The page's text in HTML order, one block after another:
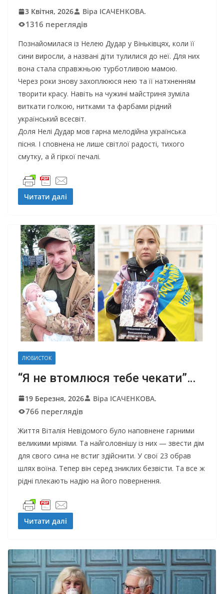
3 Квітня, 2026 Віра ІСАЧЕНКОВА.
1316 переглядів
Познайомилася із Нелею Дудар у Віньківцях, коли її
сини виросли, а названі діти тулилися до неї. Для них
вона стала справжньою турботливою мамою.
Через роки знову захоплююся нею та її натхненням
творити красу. Навіть на чужині майстриня зуміла
виткати голкою, нитками та фарбами рідний
український всесвіт.
Доля Нелі Дудар мов гарна мелодійна українська
пісня. І сповнена не лише світлої радості, тихого
смутку, а й гіркої печалі.
Читати далі
ЛЮБИСТОК
“Я не втомлюся тебе чекати”…
19 Березня, 2026 Віра ІСАЧЕНКОВА.
766 переглядів
Життя Віталія Невідомого було наповнене гарними
великими мріями. Та найголовнішу із них — звести дім
для свого сина не встиг здійснити. У свої 23 обрав
шлях воїна. Тепер він серед зниклих безвісти. Та все ж
рідні плекають надію на його повернення.
Читати далі